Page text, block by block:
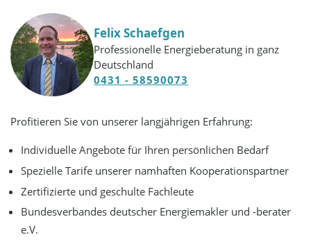
Felix Schaefgen
Professionelle Energieberatung in ganz
Deutschland
0431 - 58590073
Profitieren Sie von unserer langjährigen Erfahrung:
Individuelle Angebote für Ihren persönlichen Bedarf
Spezielle Tarife unserer namhaften Kooperationspartner
Zertifizierte und geschulte Fachleute
Bundesverbandes deutscher Energiemakler und -berater
e.V.